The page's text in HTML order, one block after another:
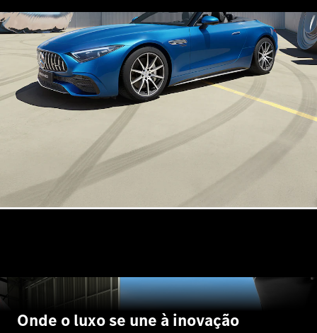
Classe S
Configurador
Showroom
Online
SUV
Todos os
SUVs
SUV
Mercedes-
Maybach
EQS SUV
Elétrico
Onde o luxo se une à inovação